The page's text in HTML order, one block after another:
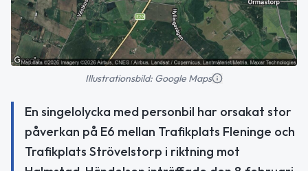
Illustrationsbild: Google Maps
En singelolycka med personbil har orsakat stor
påverkan på E6 mellan Trafikplats Fleninge och
Trafikplats Strövelstorp i riktning mot